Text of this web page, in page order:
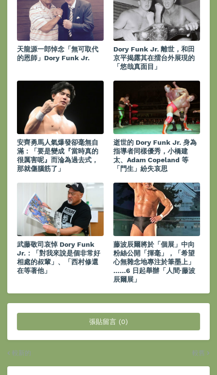
天龍源一郎悼念「無可取代
的恩師」Dory Funk Jr.
Dory Funk Jr. 離世，和田
京平揭露其在擂台外展現的
「悠哉真面目」
安齊勇馬人氣爆發卻毫無自
滿：「要是變成『當時真的
很厲害呢』而淪為過去式，
那就傷腦筋了」
逝世的 Dory Funk Jr. 身為
指導者同樣優秀，小橋建
太、Adam Copeland 等
「門生」紛失哀思
武藤敬司哀悼 Dory Funk
Jr.：「對我來說是個非常好
相處的叔輩」、「西村修還
在等著他」
藤波辰爾將於「個展」中向
粉絲公開「揮毫」，「希望
心無雜念地專注於筆墨上」
……6 日起舉辦「人間·藤波
辰爾展」
張貼留言 (0)
較新的 較舊